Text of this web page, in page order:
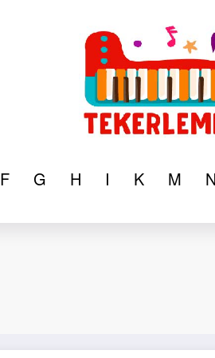
F G H I K M N